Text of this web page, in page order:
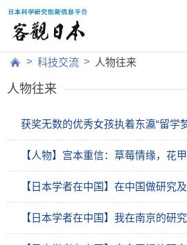
> 科技交流 > 人物往来
人物往来
【人物】宫本重信：草莓情缘，花
【日本学者在中国】在中国做研究
【日本学者在中国】我在南京的研究